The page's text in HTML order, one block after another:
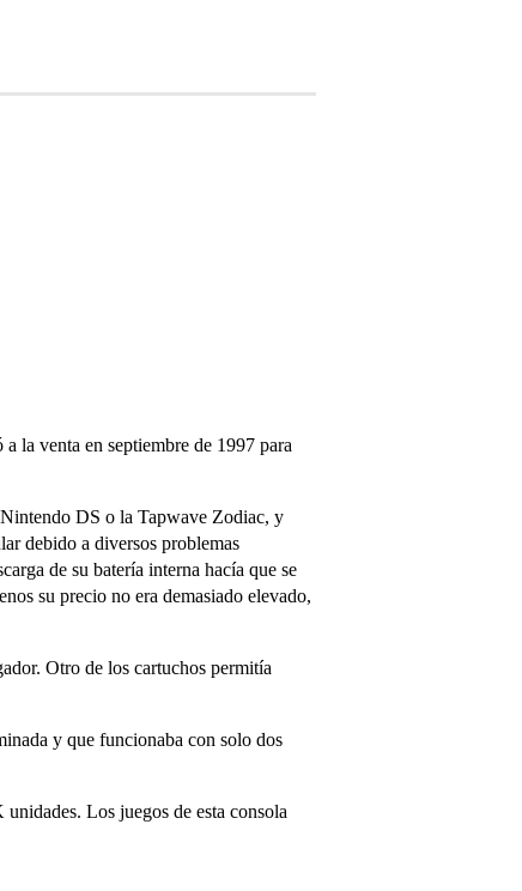
la venta en septiembre de 1997 para
DS o la Tapwave Zodiac, y
debido a diversos problemas
de su batería interna hacía que se
su precio no era demasiado elevado,
Otro de los cartuchos permitía
y que funcionaba con solo dos
Los juegos de esta consola